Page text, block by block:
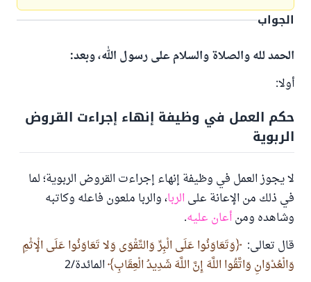
الجواب
الحمد لله والصلاة والسلام على رسول الله، وبعد:
أولا:
حكم العمل في وظيفة إنهاء إجراءت القروض
الربوية
لا يجوز العمل في وظيفة إنهاء إجراءت القروض الربوية؛ لما
في ذلك من الإعانة علىالربا، والربا ملعون فاعله وكاتبه
وشاهده ومنأعان عليه.
قال تعالى:
وَتَعَاوَنُوا عَلَى الْبِرِّ وَالتَّقْوَى وَلا تَعَاوَنُوا عَلَى الْإثْمِ
وَالْعُدْوَانِ وَاتَّقُوا اللَّهَ إِنَّ اللَّهَ شَدِيدُ الْعِقَابِ المائدة/2